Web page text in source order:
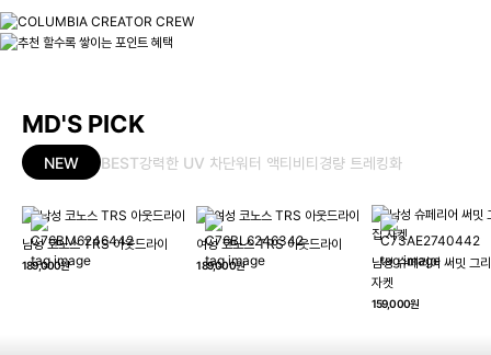
MD'S PICK
NEW BEST강력한 UV 차단워터 액티비티경량 트레킹화
남성 코노스 TRS 아웃드라이
189,000원
여성 코노스 TRS 아웃드라이
189,000원
남성 슈페리어 써밋 그
자켓
159,000원